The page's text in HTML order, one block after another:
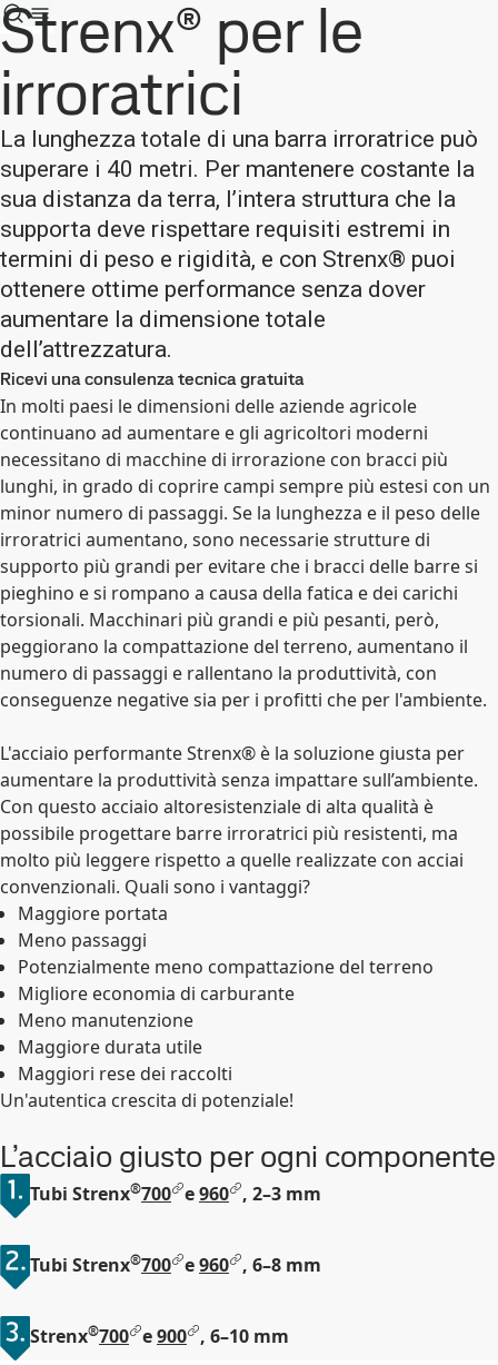
Strenx® per le
irroratrici
La lunghezza totale di una barra irroratrice può
superare i 40 metri. Per mantenere costante la
sua distanza da terra, l’intera struttura che la
supporta deve rispettare requisiti estremi in
termini di peso e rigidità, e con Strenx® puoi
ottenere ottime performance senza dover
aumentare la dimensione totale
dell’attrezzatura.
Ricevi una consulenza tecnica gratuita
In molti paesi le dimensioni delle aziende agricole
continuano ad aumentare e gli agricoltori moderni
necessitano di macchine di irrorazione con bracci più
lunghi, in grado di coprire campi sempre più estesi con un
minor numero di passaggi. Se la lunghezza e il peso delle
irroratrici aumentano, sono necessarie strutture di
supporto più grandi per evitare che i bracci delle barre si
pieghino e si rompano a causa della fatica e dei carichi
torsionali. Macchinari più grandi e più pesanti, però,
peggiorano la compattazione del terreno, aumentano il
numero di passaggi e rallentano la produttività, con
conseguenze negative sia per i profitti che per l'ambiente.
L'acciaio performante Strenx® è la soluzione giusta per
aumentare la produttività senza impattare sull’ambiente.
Con questo acciaio altoresistenziale di alta qualità è
possibile progettare barre irroratrici più resistenti, ma
molto più leggere rispetto a quelle realizzate con acciai
convenzionali. Quali sono i vantaggi?
Maggiore portata
Meno passaggi
Potenzialmente meno compattazione del terreno
Migliore economia di carburante
Meno manutenzione
Maggiore durata utile
Maggiori rese dei raccolti
Un'autentica crescita di potenziale!
L’acciaio giusto per ogni componente
Tubi Strenx®700 e960 , 2–3 mm
Tubi Strenx®700 e960 , 6–8 mm
Strenx®700 e900 , 6–10 mm